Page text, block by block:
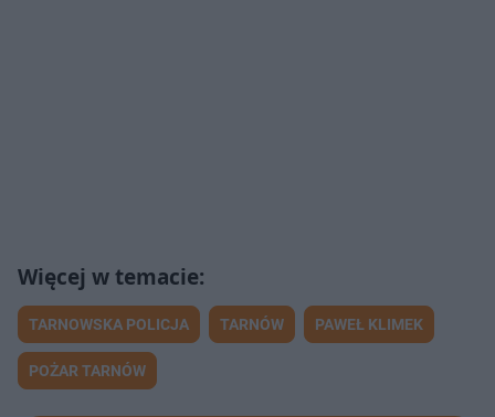
TARNOWSKA POLICJA TARNÓW PAWEŁ KLIMEK
POŻAR TARNÓW